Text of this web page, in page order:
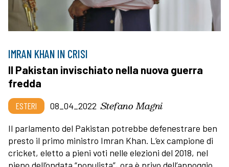
IMRAN KHAN IN CRISI
Il Pakistan invischiato nella nuova guerra
fredda
ESTERI 08_04_2022 Stefano Magni
Il parlamento del Pakistan potrebbe defenestrare ben
presto il primo ministro Imran Khan. L’ex campione di
cricket, eletto a pieni voti nelle elezioni del 2018, nel